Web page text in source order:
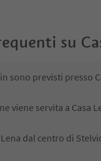
su
sono previsti presso
viene servita a Casa
dal centro di